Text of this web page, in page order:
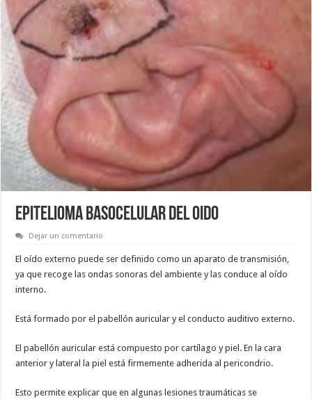
EPITELIOMA BASOCELULAR DEL OIDO
Dejar un comentario
El oído externo puede ser definido como un aparato de transmisión,
ya que recoge las ondas sonoras del ambiente y las conduce al oído
interno.
Está formado por el pabellón auricular y el conducto auditivo externo.
El pabellón auricular está compuesto por cartílago y piel. En la cara
anterior y lateral la piel está firmemente adherida al pericondrio.
Esto permite explicar que en algunas lesiones traumáticas se